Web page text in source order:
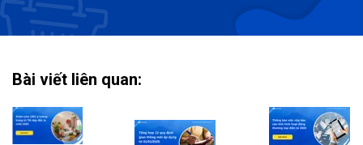
Bài viết liên quan: